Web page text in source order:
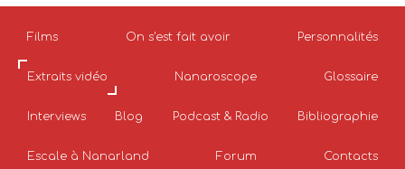
Films On s'est fait avoir Personnalités
Extraits vidéo Nanaroscope Glossaire
Interviews Blog Podcast & Radio Bibliographie
Escale à Nanarland Forum Contacts